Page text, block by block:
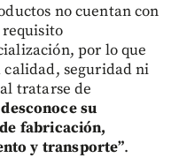
no cuentan con
por lo que
calidad, seguridad ni
tratarse de
desconoce su
fabricación,
y transporte”.